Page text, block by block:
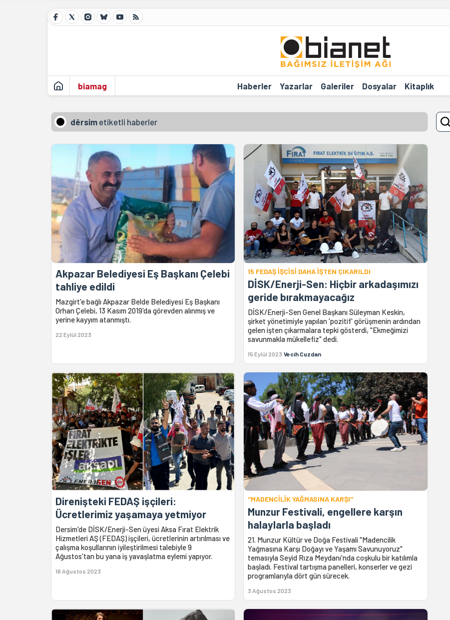
biamag Haberler Yazarlar Galeriler Dosyalar Kitaplık
dêrsim etiketli haberler
Akpazar Belediyesi Eş Başkanı Çelebi
tahliye edildi
Mazgirt'e bağlı Akpazar Belde Belediyesi Eş Başkanı
Orhan Çelebi, 13 Kasım 2019'da görevden alınmış ve
yerine kayyım atanmıştı.
22 Eylül 2023
15 FEDAŞ İŞÇİSİ DAHA İŞTEN ÇIKARILDI
DİSK/Enerji-Sen: Hiçbir arkadaşımızı
geride bırakmayacağız
DİSK/Enerji-Sen Genel Başkanı Süleyman Keskin,
şirket yönetimiyle yapılan 'pozitif' görüşmenin ardından
gelen işten çıkarmalara tepki gösterdi, "Ekmeğimizi
savunmakla mükellefiz" dedi.
15 Eylül 2023 Vecih Cuzdan
Direnişteki FEDAŞ işçileri:
Ücretlerimiz yaşamaya yetmiyor
Dersim'de DİSK/Enerji-Sen üyesi Aksa Fırat Elektrik
Hizmetleri AŞ (FEDAŞ) işçileri, ücretlerinin artırılması ve
çalışma koşullarının iyileştirilmesi talebiyle 9
Ağustos'tan bu yana iş yavaşlatma eylemi yapıyor.
16 Ağustos 2023
"MADENCİLİK YAĞMASINA KARŞI"
Munzur Festivali, engellere karşın
halaylarla başladı
21. Munzur Kültür ve Doğa Festivali "Madencilik
Yağmasına Karşı Doğayı ve Yaşamı Savunuyoruz"
temasıyla Seyid Rıza Meydanı'nda coşkulu bir katılımla
başladı. Festival tartışma panelleri, konserler ve gezi
programlarıyla dört gün sürecek.
3 Ağustos 2023